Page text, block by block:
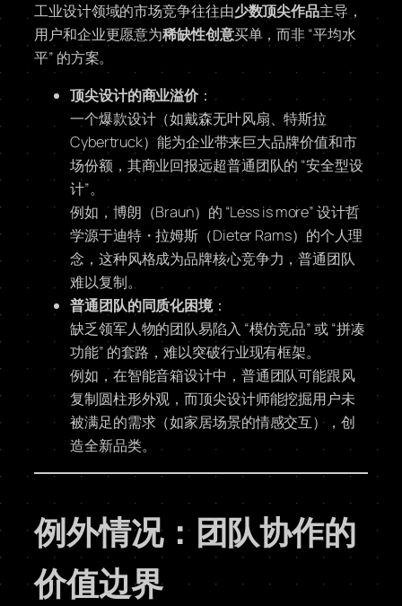
工业设计领域的市场竞争往往由少数顶尖作品主导，
用户和企业更愿意为稀缺性创意买单，而非 “平均水
平” 的方案。
顶尖设计的商业溢价：
一个爆款设计（如戴森无叶风扇、特斯拉
Cybertruck）能为企业带来巨大品牌价值和市
场份额，其商业回报远超普通团队的 “安全型设
计”。
例如，博朗（Braun）的 “Less is more” 设计哲
学源于迪特・拉姆斯（Dieter Rams）的个人理
念，这种风格成为品牌核心竞争力，普通团队
难以复制。
普通团队的同质化困境：
缺乏领军人物的团队易陷入 “模仿竞品” 或 “拼凑
功能” 的套路，难以突破行业现有框架。
例如，在智能音箱设计中，普通团队可能跟风
复制圆柱形外观，而顶尖设计师能挖掘用户未
被满足的需求（如家居场景的情感交互），创
造全新品类。
例外情况：团队协作的
价值边界